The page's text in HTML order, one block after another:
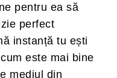
pentru ea să
perfect
instanță tu ești
este mai bine
mediul din